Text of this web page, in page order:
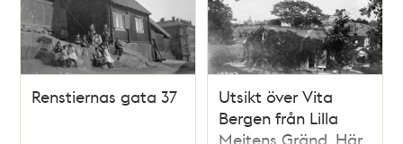
Renstiernas gata 37
Utsikt över Vita
Bergen från Lilla
Mejtens Gränd. Här